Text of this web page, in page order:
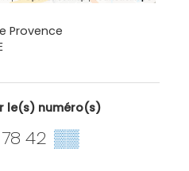
Provence
le(s) numéro(s)
42 ▒▒